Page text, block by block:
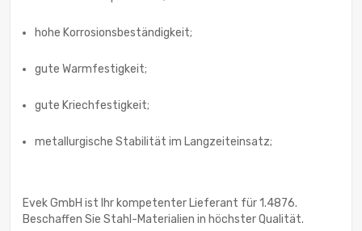
hohe Korrosionsbeständigkeit;
gute Warmfestigkeit;
gute Kriechfestigkeit;
metallurgische Stabilität im Langzeiteinsatz;
Evek GmbH ist Ihr kompetenter Lieferant für 1.4876.
Beschaffen Sie Stahl-Materialien in höchster Qualität.